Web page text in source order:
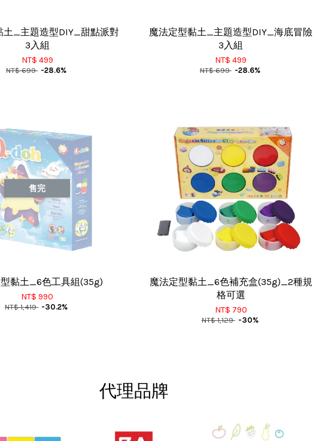
土_主題造型DIY_甜點派對
3入組
NT$ 499
NT$ 699 -28.6%
魔法定型黏土_主題造型DIY_海底冒險
3入組
NT$ 499
NT$ 699 -28.6%
售完
黏土_6色工具組(35g)
NT$ 990
NT$ 1,419 -30.2%
魔法定型黏土_6色補充盒(35g)_2種規
格可選
NT$ 790
NT$ 1,129 -30%
代理品牌